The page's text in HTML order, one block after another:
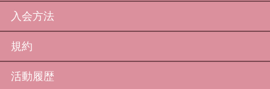
入会方法
規約
活動履歴